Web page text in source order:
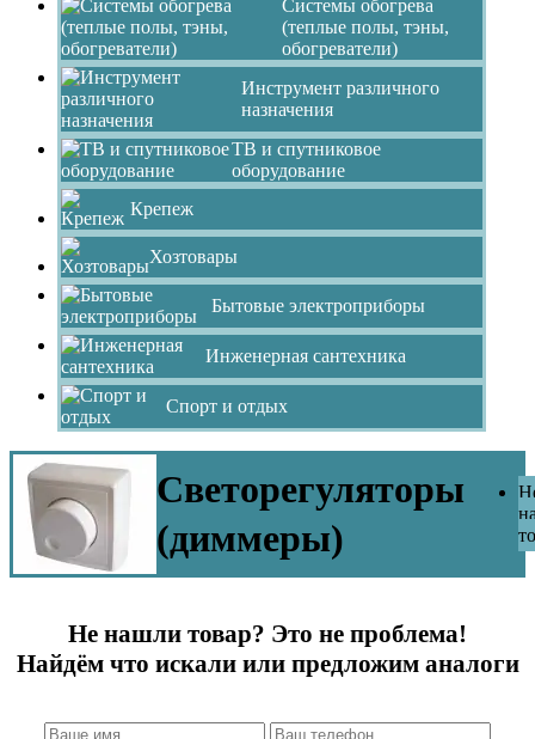
Системы обогрева
(теплые полы, тэны,
обогреватели)
Инструмент различного
назначения
ТВ и спутниковое
оборудование
Крепеж
Хозтовары
Бытовые электроприборы
Инженерная сантехника
Спорт и отдых
Светорегуляторы
(диммеры)
Не нашли товар? Это не проблема!
Найдём что искали или предложим аналоги